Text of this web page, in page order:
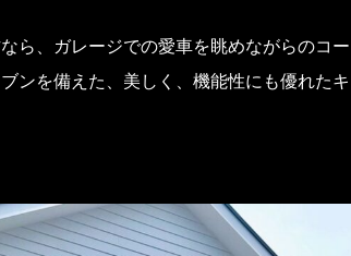
ら、ガレージでの愛車を眺めながらのコ
ンを備えた、美しく、機能性にも優れた